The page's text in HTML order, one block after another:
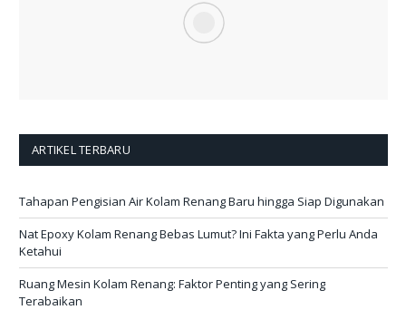
ARTIKEL TERBARU
Tahapan Pengisian Air Kolam Renang Baru hingga Siap Digunakan
Nat Epoxy Kolam Renang Bebas Lumut? Ini Fakta yang Perlu Anda
Ketahui
Ruang Mesin Kolam Renang: Faktor Penting yang Sering
Terabaikan